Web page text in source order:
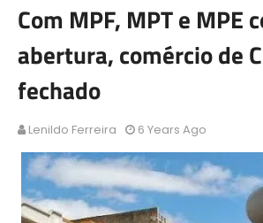
Com MPF, MPT e MPE
abertura, comércio de
fechado
Lenildo Ferreira 6 Years Ago